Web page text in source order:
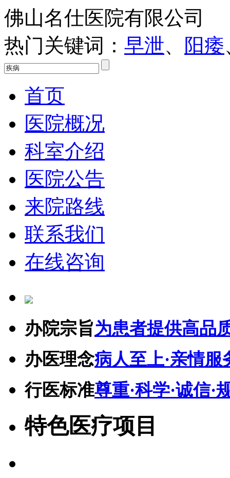
佛山名仕医院有限公司
热门关键词： 早泄、 阳痿
首页
医院概况
科室介绍
医院公告
来院路线
联系我们
在线咨询
办院宗旨为患者提供高品
办医理念病人至上·亲情服
行医标准尊重·科学·诚信·
特色医疗项目